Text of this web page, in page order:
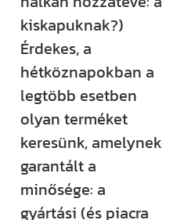
kiskapuknak?)
Érdekes, a
hétköznapokban a
legtöbb esetben
olyan terméket
keresünk, amelynek
garantált a
minősége: a
gyártási (és piacra